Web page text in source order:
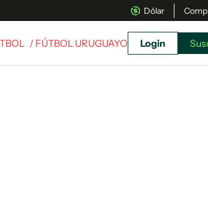
Dólar
/ FÚTBOL URUGUAYO Login